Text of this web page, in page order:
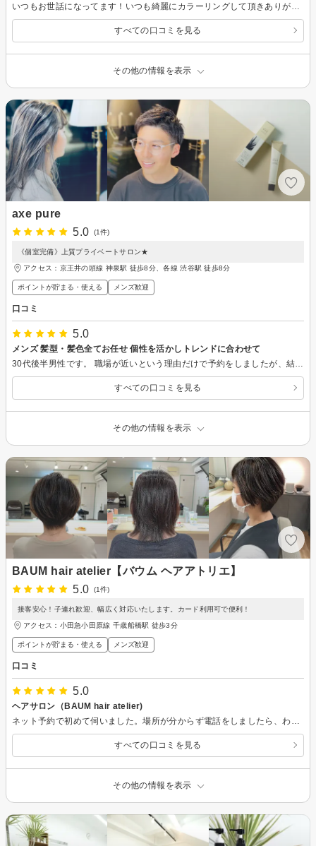
すべての口コミを見る
その他の情報を表示
axe pure
5.0
(1件)
《個室完備》上質プライベートサロン★
アクセス：京王井の頭線 神泉駅 徒歩8分、各線 渋谷駅 徒歩8分
ポイントが貯まる・使える メンズ歓迎
口コミ
5.0
メンズ 髪型・髪色全てお任せ 個性を活かしトレンドに合わせて
すべての口コミを見る
その他の情報を表示
BAUM hair atelier【バウム ヘアアトリエ】
5.0
(1件)
接客安心！子連れ歓迎、幅広く対応いたします。カード利用可で便利！
アクセス：小田急小田原線 千歳船橋駅 徒歩3分
ポイントが貯まる・使える メンズ歓迎
口コミ
5.0
ヘアサロン（BAUM hair atelier)
すべての口コミを見る
その他の情報を表示